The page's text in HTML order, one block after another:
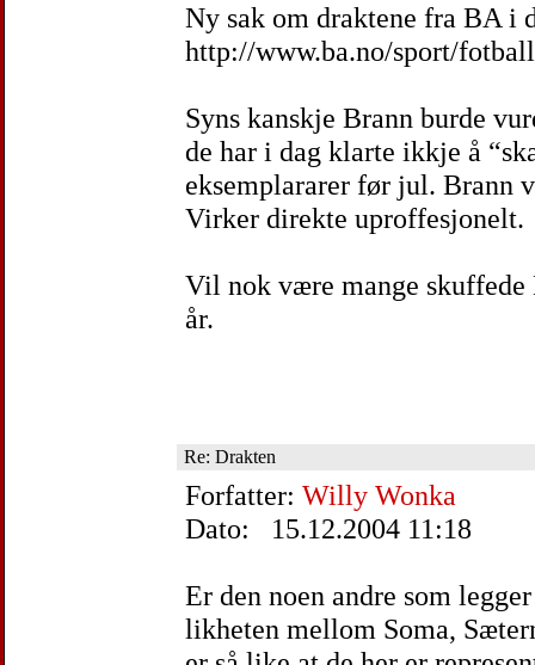
Ny sak om draktene fra BA i
http://www.ba.no/sport/
Syns kanskje Brann burde
de har i dag klarte ikkje å
eksemplararer før jul. Brann
Virker direkte uproffesjonelt.
Vil nok være mange
år.
Re: Drakten
Forfatter: Willy Wonka
Dato: 15.12.2004 11:18
Er den noen andre som
likheten mellom Soma,